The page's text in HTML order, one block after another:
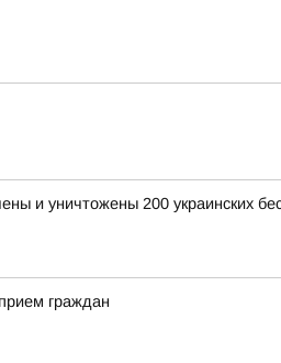
и уничтожены 200 украинских
граждан